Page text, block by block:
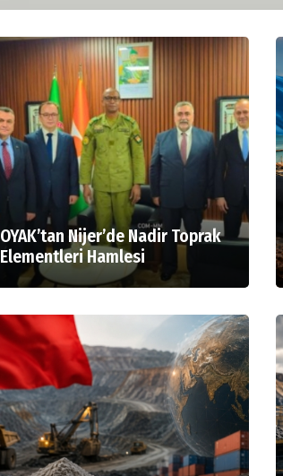
OYAK’tan Nijer’de Nadir Toprak
Elementleri Hamlesi